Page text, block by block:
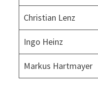
Christian Lenz
Ingo Heinz
Markus Hartmayer